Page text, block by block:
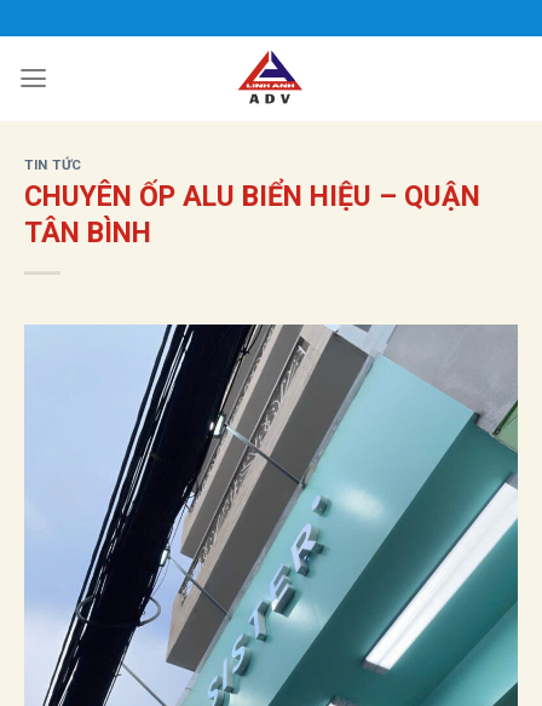
qua
nội
TIN TỨC
CHUYÊN ỐP ALU BIỂN HIỆU – QUẬN
TÂN BÌNH